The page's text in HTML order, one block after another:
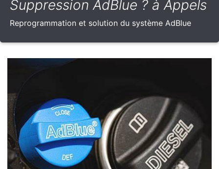
Suppression AdBlue ? à Appels
Reprogrammation et solution du système AdBlue